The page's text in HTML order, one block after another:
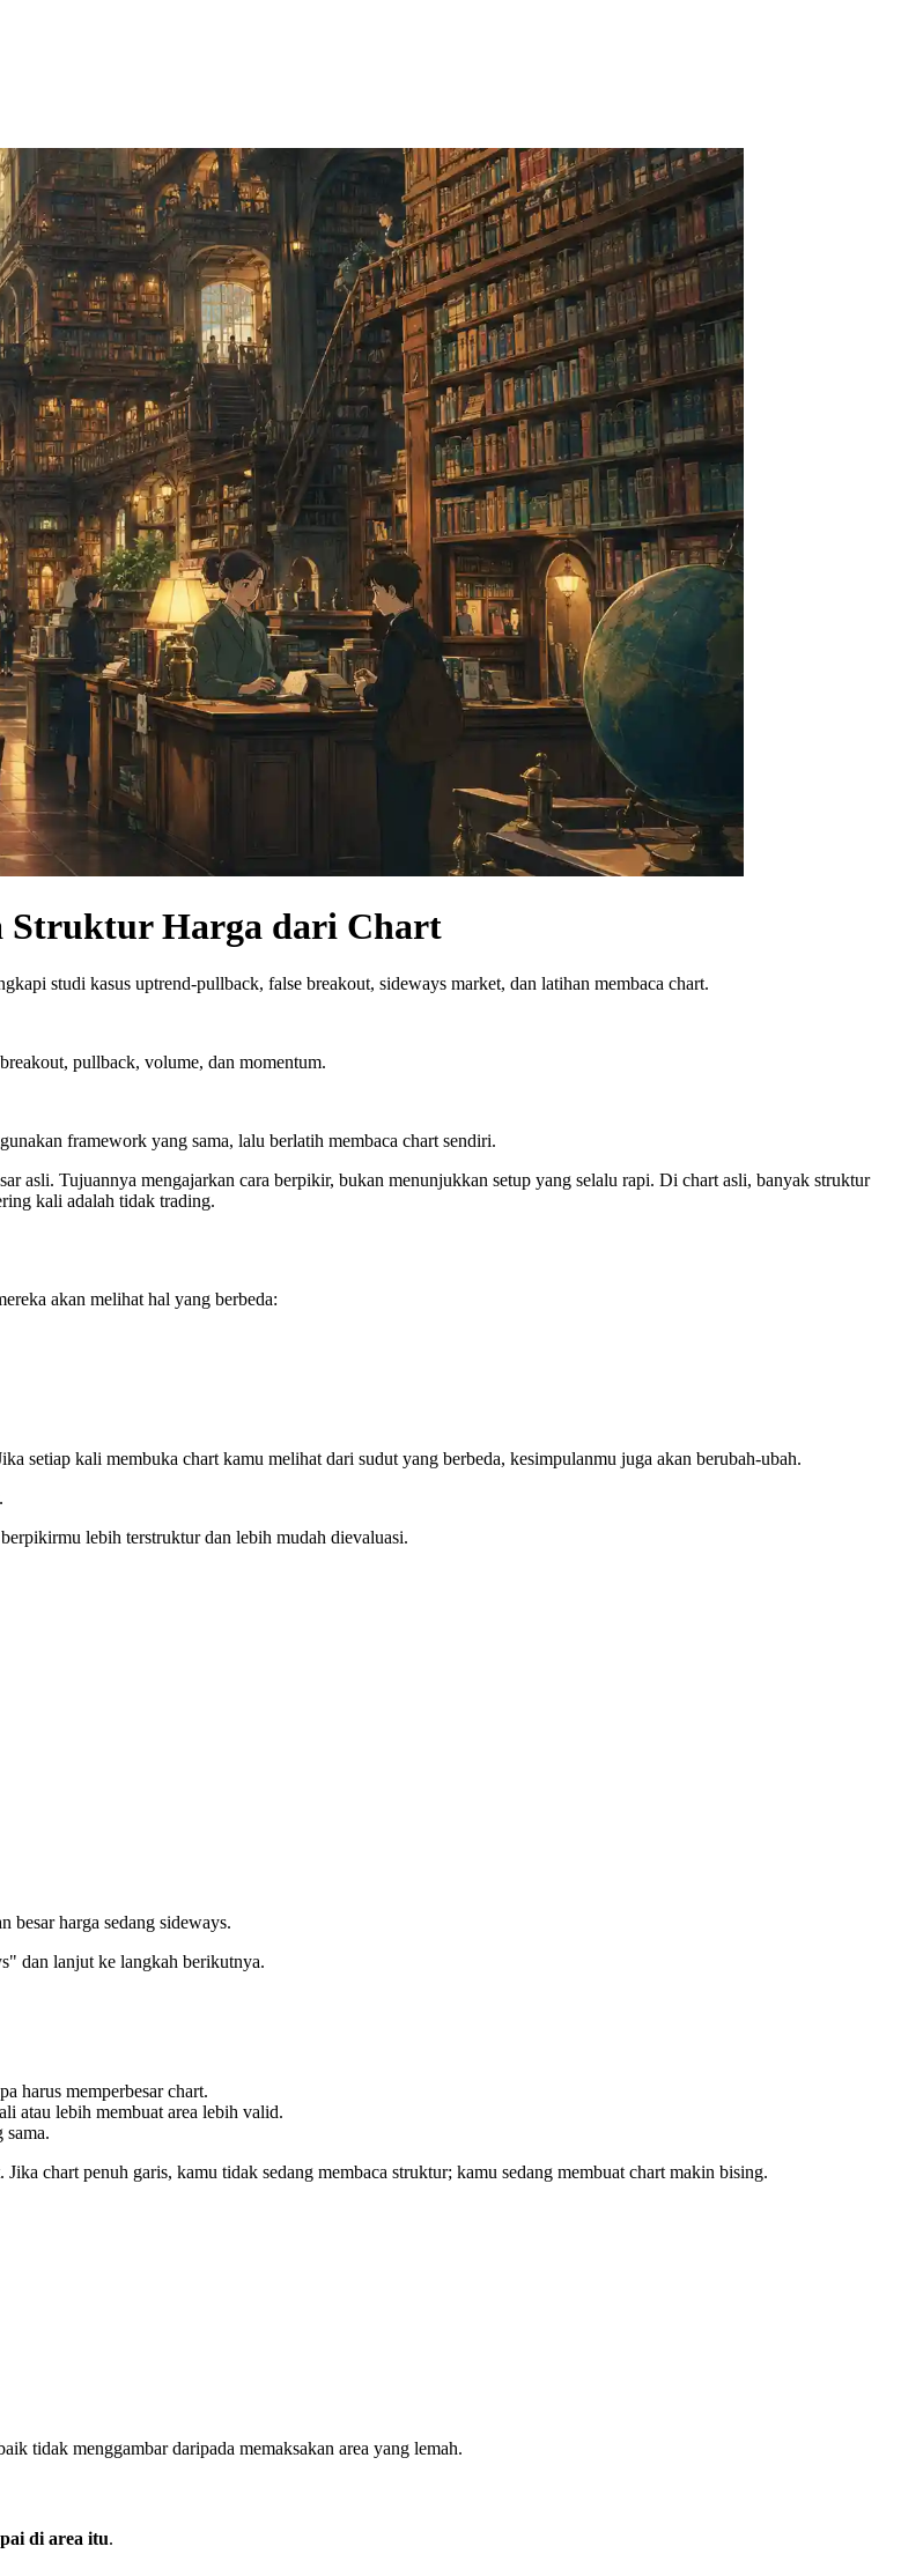
Struktur Harga dari Chart
studi kasus uptrend-pullback, false breakout, sideways market, dan latihan membaca chart.
pullback, volume, dan momentum.
framework yang sama, lalu berlatih membaca chart sendiri.
asli. Tujuannya mengajarkan cara berpikir, bukan menunjukkan setup yang selalu rapi. Di chart asli, banyak struktur
kali adalah tidak trading.
akan melihat hal yang berbeda:
setiap kali membuka chart kamu melihat dari sudut yang berbeda, kesimpulanmu juga akan berubah-ubah.
lebih terstruktur dan lebih mudah dievaluasi.
besar harga sedang sideways.
dan lanjut ke langkah berikutnya.
harus memperbesar chart.
atau lebih membuat area lebih valid.
sama.
chart penuh garis, kamu tidak sedang membaca struktur; kamu sedang membuat chart makin bising.
tidak menggambar daripada memaksakan area yang lemah.
di area itu.